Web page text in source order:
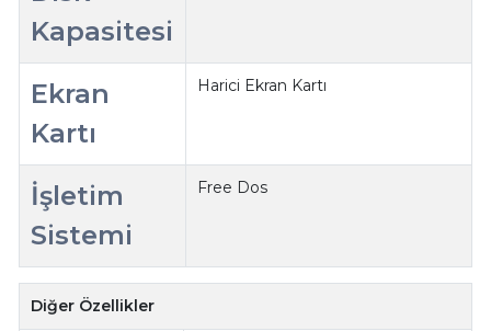
Kapasitesi
Ekran
Kartı
Harici Ekran Kartı
İşletim
Sistemi
Free Dos
Diğer Özellikler